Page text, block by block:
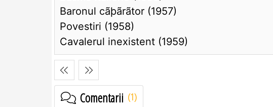
Baronul cãþãrãtor (1957)
Povestiri (1958)
Cavalerul inexistent (1959)
Comentarii